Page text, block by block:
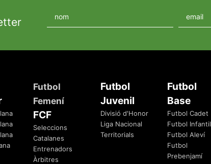
Futbol
Femení
FCF
Seleccions
Catalanes
Entrenadors
Àrbitres
Futbol
Juvenil
Divisió d'Honor
Liga Nacional
Territorials
Futbol
Base
Futbol Cadet
Futbol Infantil
Futbol Aleví
Futbol
Prebenjamí